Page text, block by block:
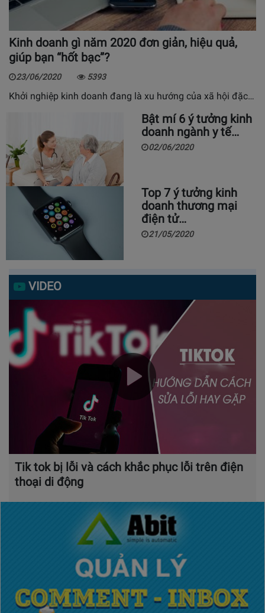
Kinh doanh gì năm 2020 đơn giản, hiệu quả,
giúp bạn “hốt bạc”?
23/06/2020 5393
Khởi nghiệp kinh doanh đang là xu hướng của xã hội đặc…
Bật mí 6 ý tưởng kinh
doanh ngành y tế…
02/06/2020
Top 7 ý tưởng kinh
doanh thương mại
điện tử…
21/05/2020
VIDEO
Tik tok bị lỗi và cách khắc phục lỗi trên điện
thoại di động